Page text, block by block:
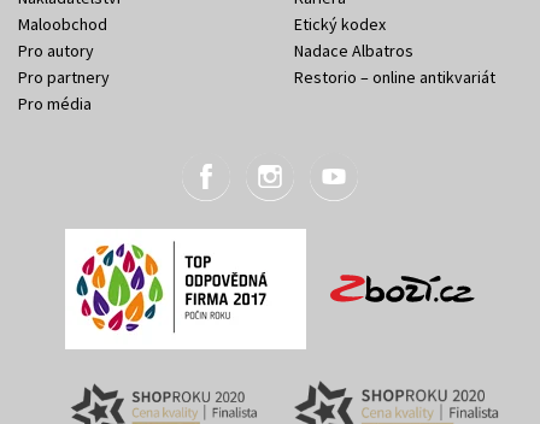
Maloobchod
Pro autory
Pro partnery
Pro média
Etický kodex
Nadace Albatros
Restorio – online antikvariát